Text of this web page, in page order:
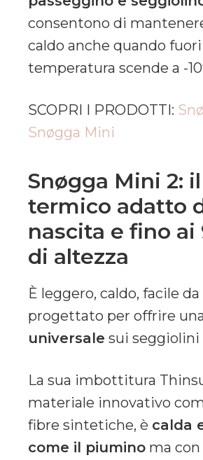
consentono di
caldo anche quando fuori
temperatura scende a -
SCOPRI I PRODOTTI:
Snøgga Mini
Snøgga Mini 2:
termico adatto
nascita e fino ai
di altezza
È leggero, caldo, facile
progettato per offrire
universale sui seggiolini
La sua imbottitura
materiale innovativo
fibre sintetiche, è calda
come il piumino ma